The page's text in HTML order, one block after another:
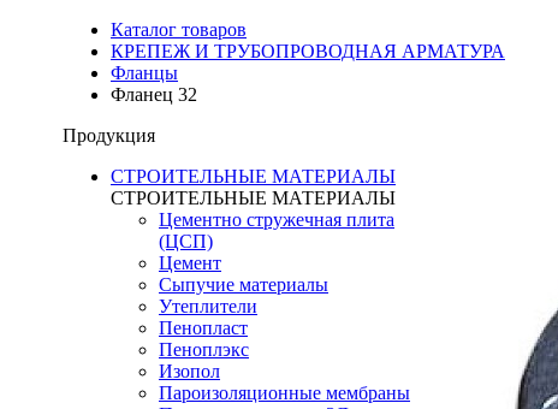
Каталог товаров
КРЕПЕЖ И ТРУБОПРОВОДНАЯ АРМАТУРА
Фланцы
Фланец 32
Продукция
СТРОИТЕЛЬНЫЕ МАТЕРИАЛЫ
СТРОИТЕЛЬНЫЕ МАТЕРИАЛЫ
Цементно стружечная плита
(ЦСП)
Цемент
Сыпучие материалы
Утеплители
Пенопласт
Пеноплэкс
Изопол
Пароизоляционные мембраны